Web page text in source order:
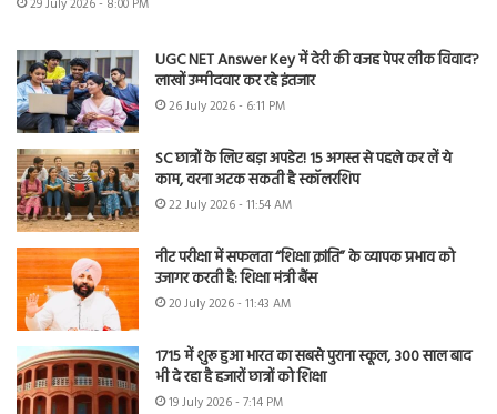
29 July 2026 - 8:00 PM
UGC NET Answer Key में देरी की वजह पेपर लीक विवाद?
लाखों उम्मीदवार कर रहे इंतजार
26 July 2026 - 6:11 PM
SC छात्रों के लिए बड़ा अपडेट! 15 अगस्त से पहले कर लें ये
काम, वरना अटक सकती है स्कॉलरशिप
22 July 2026 - 11:54 AM
नीट परीक्षा में सफलता “शिक्षा क्रांति” के व्यापक प्रभाव को
उजागर करती है: शिक्षा मंत्री बैंस
20 July 2026 - 11:43 AM
1715 में शुरू हुआ भारत का सबसे पुराना स्कूल, 300 साल बाद
भी दे रहा है हजारों छात्रों को शिक्षा
19 July 2026 - 7:14 PM